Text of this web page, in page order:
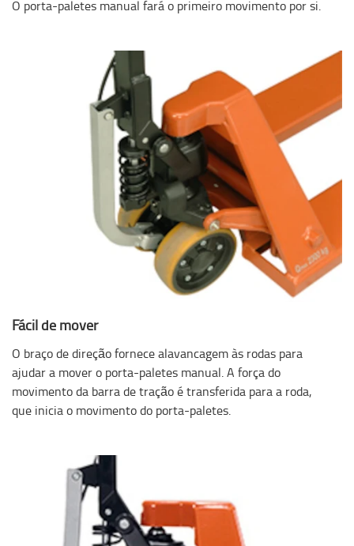
O porta-paletes manual fará o primeiro movimento por si.
Fácil de mover
O braço de direção fornece alavancagem às rodas para
ajudar a mover o porta-paletes manual. A força do
movimento da barra de tração é transferida para a roda,
que inicia o movimento do porta-paletes.